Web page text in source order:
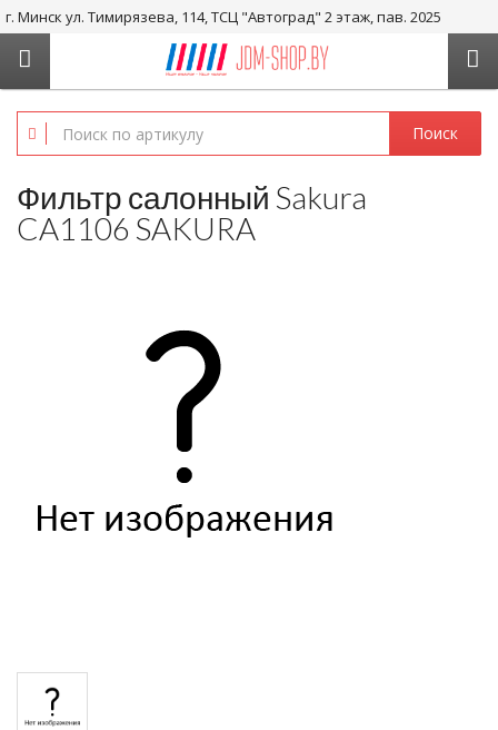
г. Минск ул. Тимирязева, 114, ТСЦ "Автоград" 2 этаж, пав. 2025
+375 29-656-05-36, +375 29-238-05-36
Поиск
Фильтр салонный Sakura
CA1106 SAKURA